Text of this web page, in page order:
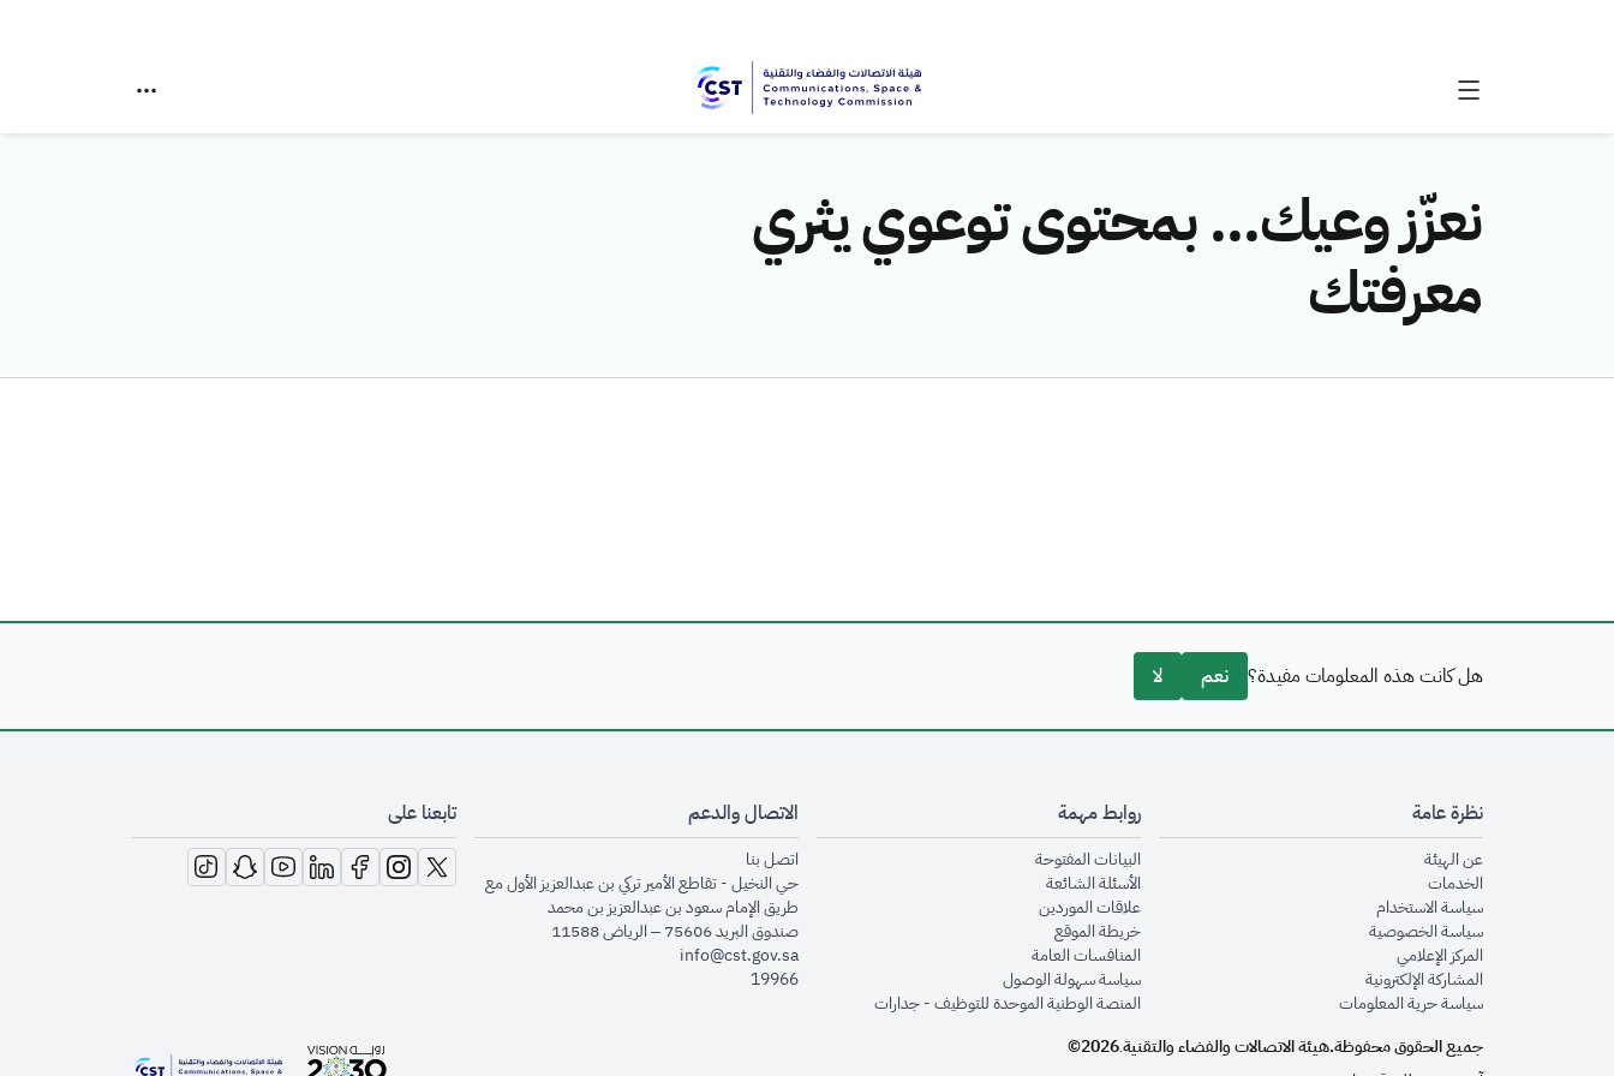
نعزّز وعيك... بمحتوى توعوي يثري
معرفتك
هل كانت هذه المعلومات مفيدة؟ نعم لا
نظرة عامة
عن الهيئةopens in new window
الخدماتopens in new window
سياسة الاستخدام
سياسة الخصوصيةopens in new window
المركز الإعلاميopens in new window
المشاركة الإلكترونيةopens in new window
سياسة حرية المعلوماتopens in new window
روابط مهمة
البيانات المفتوحةopens in new window
الأسئلة الشائعةopens in new window
علاقات الموردينopens in new window
خريطة الموقعopens in new window
المنافسات العامةopens in new window
سياسة سهولة الوصولopens in new window
المنصة الوطنية الموحدة للتوظيف - جداراتopens in new window
الاتصال والدعم
اتصل بنا
حي النخيل - تقاطع الأمير تركي بن عبدالعزيز الأول مع
طريق الإمام سعود بن عبدالعزيز بن محمد
صندوق البريد 75606 – الرياض 11588
info@cst.gov.sa
19966
تابعنا على
opens in new window
opens in new window
opens in new window
opens in new window
opens in new window
opens in new window
opens in new window
جميع الحقوق محفوظة.هيئة الاتصالات والفضاء والتقنية.
2026©